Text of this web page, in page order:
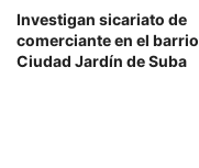
Investigan sicariato de
comerciante en el barrio
Ciudad Jardín de Suba